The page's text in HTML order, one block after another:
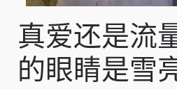
真爱还是流
的眼睛是雪